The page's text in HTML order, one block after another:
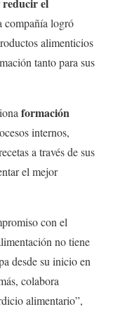
reducir el
compañía logró
alimenticios
tanto para sus
formación
internos,
a través de sus
el mejor
con el
no tiene
desde su inicio en
colabora
alimentario”,